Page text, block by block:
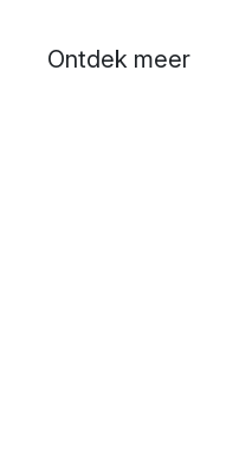
Ontdek meer